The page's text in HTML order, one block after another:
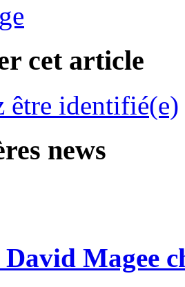
cet article
être identifié(e)
news
Magee